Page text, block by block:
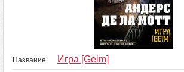
Название: Игра [Geim]